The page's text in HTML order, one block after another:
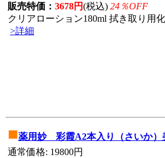
販売特価： 3678円(税込) 24％OFF
クリアローション180ml 拭き取り用
>詳細
■薬用妙 彩霞A2本入り（さいか）
通常価格: 19800円